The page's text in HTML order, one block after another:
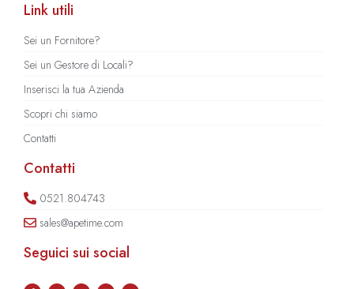
Link utili
Sei un Fornitore?
Sei un Gestore di Locali?
Inserisci la tua Azienda
Scopri chi siamo
Contatti
Contatti
0521.804743
sales@apetime.com
Seguici sui social